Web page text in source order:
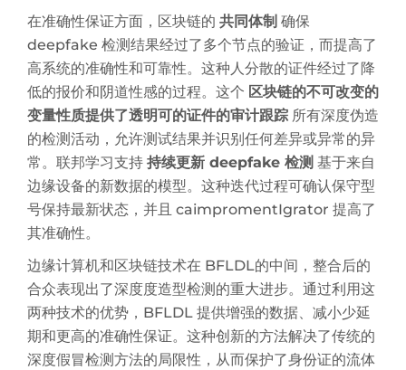
在准确性保证方面，区块链的 共同体制 确保
deepfake 检测结果经过了多个节点的验证，而提高了
高系统的准确性和可靠性。这种人分散的证件经过了降
低的报价和阴道性感的过程。这个 区块链的不可改变的
变量性质提供了透明可的证件的审计跟踪 所有深度伪造
的检测活动，允许测试结果并识别任何差异或异常的异
常。联邦学习支持 持续更新 deepfake 检测 基于来自
边缘设备的新数据的模型。这种迭代过程可确认保守型
号保持最新状态，并且 caimpromentIgrator 提高了
其准确性。
边缘计算机和区块链技术在 BFLDL的中间，整合后的
合众表现出了深度度造型检测的重大进步。通过利用这
两种技术的优势，BFLDL 提供增强的数据、减小少延
期和更高的准确性保证。这种创新的方法解决了传统的
深度假冒检测方法的局限性，从而保护了身份证的流体